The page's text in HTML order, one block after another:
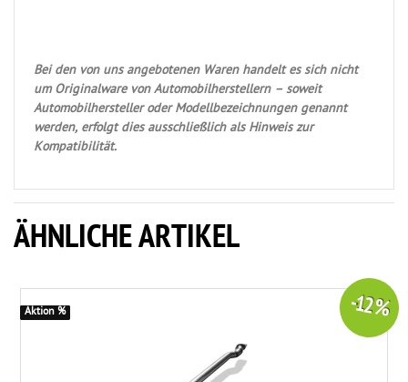
Bei den von uns angebotenen Waren handelt es sich nicht
um Originalware von Automobilherstellern – soweit
Automobilhersteller oder Modellbezeichnungen genannt
werden, erfolgt dies ausschließlich als Hinweis zur
Kompatibilität.
ÄHNLICHE ARTIKEL
-12 %
Aktion %